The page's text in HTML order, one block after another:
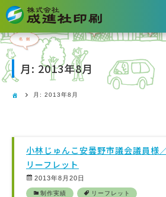
月: 2013年8月
月: 2013年8月
小林じゅんこ安曇野市議会議員様
リーフレット
2013年8月20日
制作実績 リーフレット